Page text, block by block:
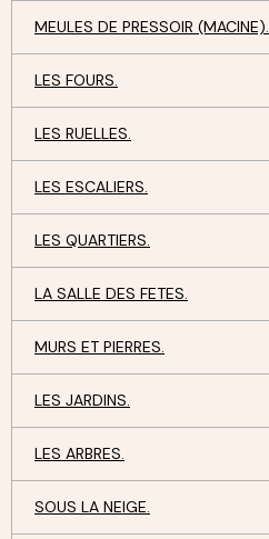
MEULES DE PRESSOIR (MACINE).
LES FOURS.
LES RUELLES.
LES ESCALIERS.
LES QUARTIERS.
LA SALLE DES FETES.
MURS ET PIERRES.
LES JARDINS.
LES ARBRES.
SOUS LA NEIGE.